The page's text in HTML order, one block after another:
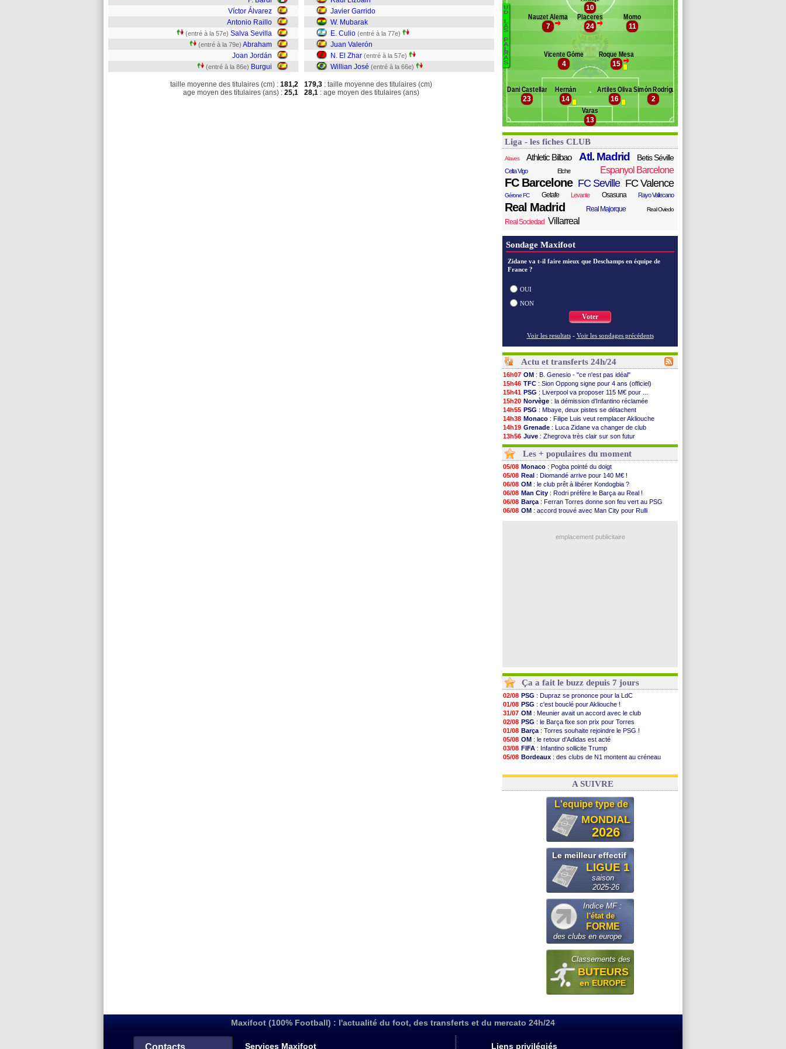
Víctor Álvarez
Antonio Raillo
(entré à la 57e) Salva Sevilla
(entré à la 79e) Abraham
Joan Jordán
(entré à la 86e) Burgui
taille moyenne des titulaires (cm) : 181,2
age moyen des titulaires (ans) : 25,1
Javier Garrido
W. Mubarak
E. Culio (entré à la 77e)
Juan Valerón
N. El Zhar (entré à la 57e)
Willian José (entré à la 66e)
179,3 : taille moyenne des titulaires (cm)
28,1 : age moyen des titulaires (ans)
Banc des remplaçants UD Las Palmas
Juan Valerón
El-Zhar
Willian José
U
D
L
A
S
P
A
L
M
A
S
13
Varas
2
Simón Rodríguez
16
Artiles Oliva
14
Hernán
23
Dani Castellano
>
15
Roque Mesa
4
Vicente Gómez
11
Momo
>
24
Placeres
>
7
Nauzet Aleman
10
Liga - les fiches CLUB
Alaves Athletic Bilbao Atl. Madrid Betis Séville
Celta Vigo Elche Espanyol Barcelone
FC Barcelone FC Seville FC Valence
Gérone FC Getafe Levante Osasuna Rayo Vallecano
Real Madrid Real Majorque Real Oviedo
Real Sociedad Villarreal
Sondage Maxifoot
Zidane va t-il faire mieux que Deschamps en équipe de
France ?
OUI
NON
Voter
Voir les resultats - Voir les sondages précédents
Actu et transferts 24h/24
16h07 OM : B. Genesio - "ce n'est pas idéal"
15h46 TFC : Sion Oppong signe pour 4 ans (officiel)
15h41 PSG : Liverpool va proposer 115 M€ pour ...
15h20 Norvège : la démission d'Infantino réclamée
14h55 PSG : Mbaye, deux pistes se détachent
14h38 Monaco : Filipe Luis veut remplacer Akliouche
14h19 Grenade : Luca Zidane va changer de club
13h56 Juve : Zhegrova très clair sur son futur
13h35 OM: Aguerd, le plan B de Naples
13h12
Arsenal: Guimarães a signé son contrat
12h48 Nantes: direction Chypre pour Duverne
12h25
Monaco : le remplaçant d'Akliouche en ...
12h06
Man Utd: Bayindir signe au Celta (officiel)
11h53
Man City: Enzo Fernandez pour l'après-Rodri ?
11h31
Naples: l'option Monaco pour Lukaku !
11h10
OM: Lucas Perri a été approché
10h52
PSG: le coach de l'Ajax insiste pour Godts
Strasbourg: Saïdou Sow prêté à Nantes (off.)
Les + populaires du moment
05/08 Monaco : Pogba pointé du doigt
05/08 Real : Diomandé arrive pour 140 M€ !
06/08 OM : le club prêt à libérer Kondogbia ?
06/08 Man City : Rodri préfère le Barça au Real !
06/08 Barça : Ferran Torres donne son feu vert au PSG
06/08 OM : accord trouvé avec Man City pour Rulli
emplacement publicitaire
Ça a fait le buzz depuis 7 jours
02/08 PSG : Dupraz se prononce pour la LdC
01/08 PSG : c'est bouclé pour Akliouche !
31/07 OM : Meunier avait un accord avec le club
02/08 PSG : le Barça fixe son prix pour Torres
01/08 Barça : Torres souhaite rejoindre le PSG !
05/08 OM : le retour d'Adidas est acté
03/08 FIFA : Infantino sollicite Trump
05/08 Bordeaux : des clubs de N1 montent au créneau
03/08 Real: le démenti de Leipzig pour Diomandé
A SUIVRE
L'equipe type de
MONDIAL
2026
Le meilleur effectif
LIGUE 1
saison
2025-26
Indice MF :
l'état de
FORME
des clubs en europe
Classements des
BUTEURS
en EUROPE
Maxifoot (100% Football) : l'actualité du foot, des transferts et du mercato 24h/24
Contacts Services Maxifoot Liens privilégiés